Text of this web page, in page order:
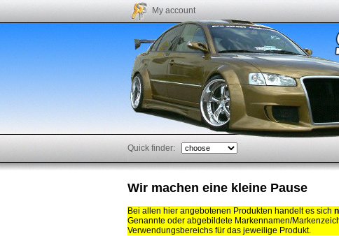
My account
Quick finder:
Wir machen eine kleine Pause
Bei allen hier angebotenen Produkten handelt es sich
Genannte oder abgebildete Markennamen/
Verwendungsbereichs für das jeweilige Produkt.